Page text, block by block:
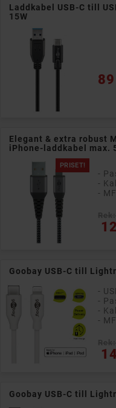
Laddkabel USB-C till
15W
Pris
Elegant & extra robust
iPhone-laddkabel max.
PRISET!
-
-
-
Pris
Goobay USB-C till
-
-
-
-
Pris
Goobay USB-C till